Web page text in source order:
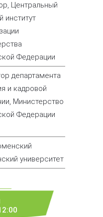
Центральный
институт
Федерации
департамента
и кадровой
Министерство
Федерации
университет